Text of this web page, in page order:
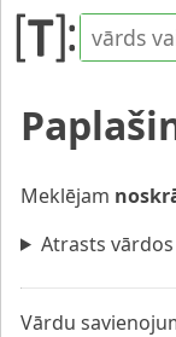
Meklējam
Atrasts vārdos
Vārdu